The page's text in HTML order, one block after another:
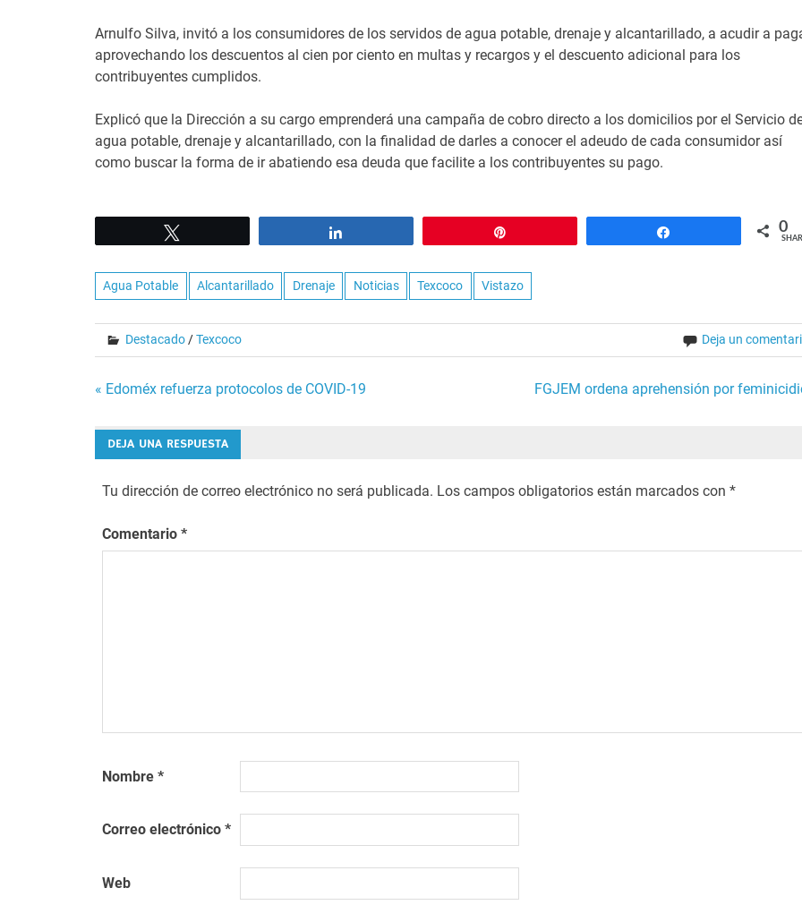
Arnulfo Silva, invitó a los consumidores de los servidos de agua potable, drenaje y alcantarillado, a acudir a
aprovechando los descuentos al cien por ciento en multas y recargos y el descuento adicional para los
contribuyentes cumplidos.
Explicó que la Dirección a su cargo emprenderá una campaña de cobro directo a los domicilios por el Servicio
agua potable, drenaje y alcantarillado, con la finalidad de darles a conocer el adeudo de cada consumidor así
como buscar la forma de ir abatiendo esa deuda que facilite a los contribuyentes su pago.
0
Agua Potable Alcantarillado Drenaje Noticias Texcoco Vistazo
Destacado/Texcoco Deja un
Navegación
de
entradas
« Edoméx refuerza protocolos de COVID-19 FGJEM ordena aprehensión por
DEJA UNA RESPUESTA
Tu dirección de correo electrónico no será publicada. Los campos obligatorios están marcados con *
Comentario *
Nombre *
Correo electrónico *
Web